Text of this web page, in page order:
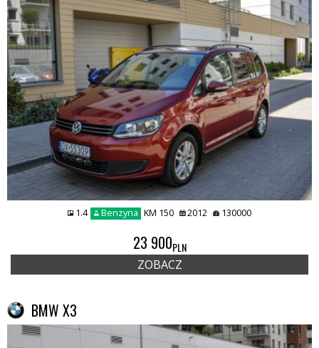
1.4 Benzyna KM 150 2012 130000
23 900PLN
ZOBACZ
BMW X3